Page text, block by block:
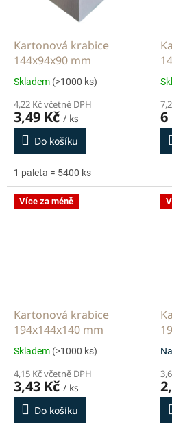
Kartonová krabice
144x94x90 mm
Skladem (>1000 ks)
4,22 Kč včetně DPH
3,49 Kč / ks
Do košíku
1 paleta = 5400 ks
6
Více za méně
Kartonová krabice
194x144x140 mm
Skladem (>1000 ks)
4,15 Kč včetně DPH
3,43 Kč / ks
Do košíku